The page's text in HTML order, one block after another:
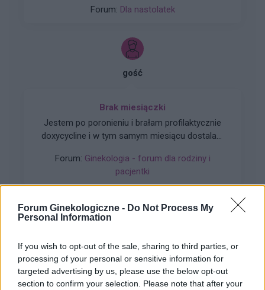
Forum Ginekologiczne - Do Not Process My
Personal Information
If you wish to opt-out of the sale, sharing to third parties, or
processing of your personal or sensitive information for
targeted advertising by us, please use the below opt-out
section to confirm your selection. Please note that after your
Forum: Dla nastolatek
gość
Brak miesiączki
Jestem po poronieniu i brałam profilaktycznie
doxycycline i w tym samym miesiącu dostalam
furaginum i witaminę c , nie dostałam okresu od
10 dni ,ciąża wykluczona beta HCG
przedwczoraj 0,2 a na wizycie u ginekologa
endometrium bardzo cieniutkie .moje pytanie
Forum: Ginekologia - forum dla rodziny i
pacjentki
co to może być (krępująca treść)
Coraz częściej gdy muszę skorzystać z toalety ,